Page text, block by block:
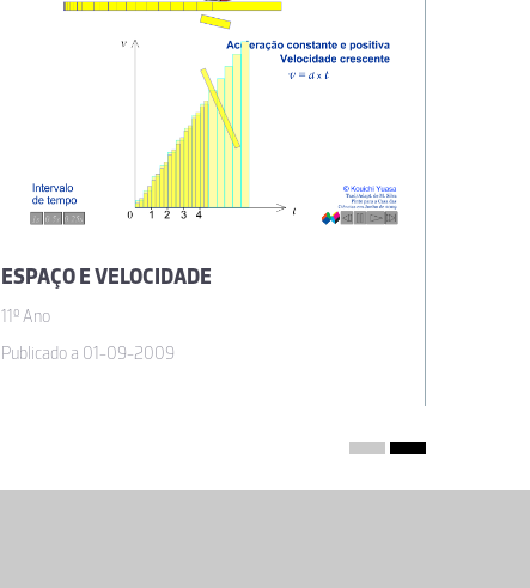
ESPAÇO E VELOCIDADE
11º Ano
Publicado a 01-09-2009